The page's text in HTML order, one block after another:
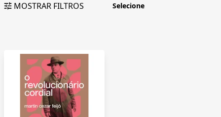
MOSTRAR FILTROS